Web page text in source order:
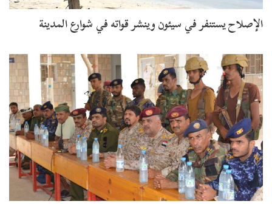
الإصلاح يستنفر في سيئون وينشر قواته في شوارع المدينة